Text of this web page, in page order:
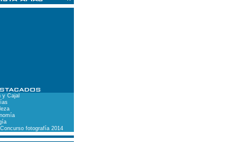
y Cajal
fotografía 2014